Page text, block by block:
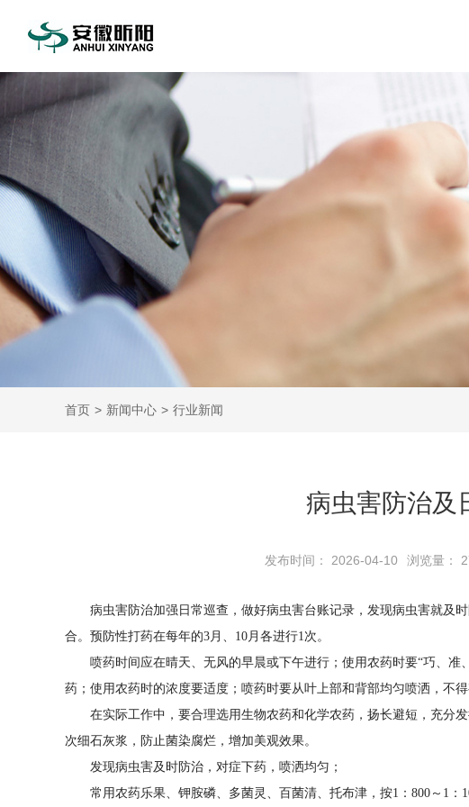
首页 > 新闻中心 > 行业新闻
病虫害防治及
发布时间： 2026-04-10 浏览量：
病虫害防治加强日常巡查，做好病虫害台账记录，发现病虫害就及
合。预防性打药在每年的3月、10月各进行1次。
喷药时间应在晴天、无风的早晨或下午进行；使用农药时要“巧、
药；使用农药时的浓度要适度；喷药时要从叶上部和背部均匀喷洒，不得
在实际工作中，要合理选用生物农药和化学农药，扬长避短，充分
次细石灰浆，防止菌染腐烂，增加美观效果。
发现病虫害及时防治，对症下药，喷洒均匀；
常用农药乐果、钾胺磷、多菌灵、百菌清、托布津，按1：800～1：